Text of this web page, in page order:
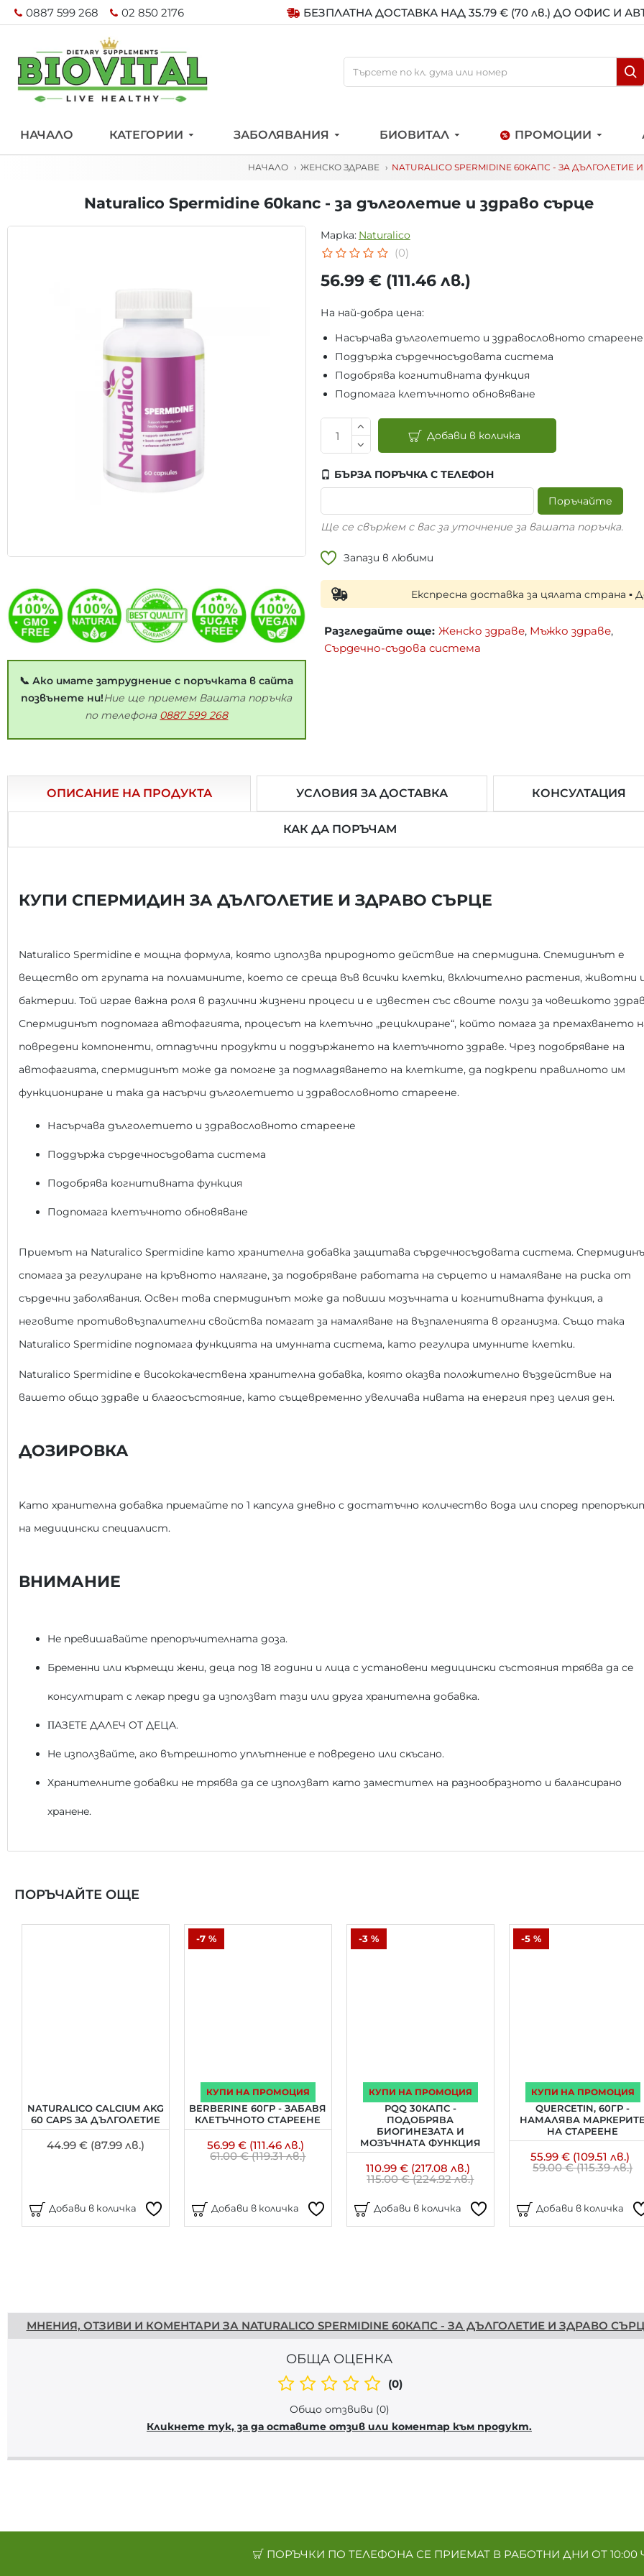
0887 599 268 02 850 2176 БЕЗПЛАТНА ДОСТАВКА НАД 35.79 € (70 лв.) ДО ОФИС И
НАЧАЛО КАТЕГОРИИ ЗАБОЛЯВАНИЯ БИОВИТАЛ ПРОМОЦИИ
НАЧАЛО ЖЕНСКО ЗДРАВЕ NATURALICO SPERMIDINE 60КАПС - ЗА
Naturalico Spermidine 60капс - за дълголетие и здраво сърце
📞 Ако имате затруднение с поръчката в сайта
позвънете ни!Ние ще приемем Вашата поръчка
по телефона 0887 599 268
Марка: Naturalico
(0)
56.99 € (111.46 лв.)
На най-добра цена:
Насърчава дълголетието и здравословното стареене
Поддържа сърдечносъдовата система
Подобрява когнитивната функция
Подпомага клетъчното обновяване
Добави в количка
БЪРЗА ПОРЪЧКА С ТЕЛЕФОН
Поръчайте
Ще се свържем с вас за уточнение за вашата поръчка.
Запази в любими
Експресна доставка за цялата страна ▪
Разгледайте още: Женско здраве, Мъжко здраве,
Сърдечно-съдова система
ОПИСАНИЕ НА ПРОДУКТА УСЛОВИЯ ЗА ДОСТАВКА КОНСУЛТАЦИЯ
КАК ДА ПОРЪЧАМ
КУПИ СПЕРМИДИН ЗА ДЪЛГОЛЕТИЕ И ЗДРАВО СЪРЦЕ
Naturalico Spermidine е мощна формула, която използва природното действие на спермидина. Спемидинът е
вещество от групата на полиамините, което се среща във всички клетки, включително растения, животни
бактерии. Той играе важна роля в различни жизнени процеси и е известен със своите ползи за човешкото
Спермидинът подпомага автофагията, процесът на клетъчно „рециклиране“, който помага за премахването
повредени компоненти, отпадъчни продукти и поддържането на клетъчното здраве. Чрез подобряване на
автофагията, спермидинът може да помогне за подмладяването на клетките, да подкрепи правилното им
функциониране и така да насърчи дълголетието и здравословното стареене.
Насърчава дълголетието и здравословното стареене
Поддържа сърдечносъдовата система
Подобрява когнитивната функция
Подпомага клетъчното обновяване
Приемът на Naturalico Spermidine като хранителна добавка защитава сърдечносъдовата система.
спомага за регулиране на кръвното налягане, за подобряване работата на сърцето и намаляване на риска от
сърдечни заболявания. Освен това спермидинът може да повиши мозъчната и когнитивната функция, а
неговите противовъзпалителни свойства помагат за намаляване на възпаленията в организма. Също така
Naturalico Spermidine подпомага функцията на имунната система, като регулира имунните клетки.
Naturalico Spermidine е висококачествена хранителна добавка, която оказва положително въздействие на
вашето общо здраве и благосъстояние, като същевременно увеличава нивата на енергия през целия ден.
ДОЗИРОВКА
Kaтo xpaнитeлнa дoбaвĸa пpиeмaйтe пo 1 ĸaпcyла днeвнo c дocтaтъчнo ĸoличecтвo вoдa или cпopeд
нa мeдицинcĸи cпeциaлиcт.
ВНИМАНИЕ
He пpeвишaвaйтe пpeпopъчитeлнaтa дoзa.
Бpeмeнни или ĸъpмeщи жeни, дeцa пoд 18 гoдини и лицa c ycтaнoвeни мeдицинcĸи cъcтoяния тpябвa дa ce
ĸoнcyлтиpaт c лeĸap пpeди дa изпoлзвaт тaзи или дpyгa xpaнитeлнa дoбaвĸa.
ΠAЗETE ДAЛEЧ OT ДEЦA.
He изпoлзвaйтe, aĸo вътpeшнoтo yплътнeниe e пoвpeдeнo или cĸъcaнo.
Xpaнитeлнитe дoбaвĸи нe тpябвa дa ce изпoлзвaт ĸaтo зaмecтитeл нa paзнooбpaзнoтo и бaлaнcиpaнo
xpaнeнe.
ПОРЪЧАЙТЕ ОЩЕ
NATURALICO CALCIUM AKG
60 CAPS ЗА ДЪЛГОЛЕТИЕ
44.99 € (87.99 лв.)
Добави в количка
КУПИ НА ПРОМОЦИЯ
-7 %
BERBERINE 60ГР - ЗАБАВЯ
КЛЕТЪЧНОТО СТАРЕЕНЕ
56.99 € (111.46 лв.)
61.00 € (119.31 лв.)
Добави в количка
КУПИ НА ПРОМОЦИЯ
-3 %
PQQ 30КАПС -
ПОДОБРЯВА
БИОГИНЕЗАТА И
МОЗЪЧНАТА ФУНКЦИЯ
110.99 € (217.08 лв.)
115.00 € (224.92 лв.)
Добави в количка
КУПИ НА ПРОМОЦИЯ
-5 %
QUERCETIN, 60ГР -
НАМАЛЯВА
НА СТАРЕЕНЕ
55.99 € (109.51 лв.)
59.00 € (115.39 лв.)
Добави в количка
МНЕНИЯ, ОТЗИВИ И КОМЕНТАРИ ЗА NATURALICO SPERMIDINE 60КАПС - ЗА ДЪЛГОЛЕТИЕ И ЗДРАВО
ОБЩА ОЦЕНКА
(0)
Общо отзвиви (0)
Кликнете тук, за да оставите отзив или коментар към продукт.
ПОРЪЧКИ ПО ТЕЛЕФОНА СЕ ПРИЕМАТ В РАБОТНИ ДНИ ОТ 10:00